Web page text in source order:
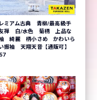
ミアム古典 青柳/最高級手
禅 白/水色 菊柄 上品な
綺麗 柄小さめ かわいら
振袖 天翔天音【通販可】